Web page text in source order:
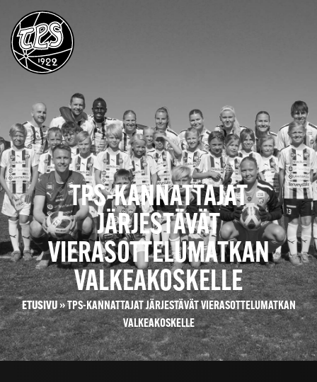
TPS-KANNATTAJAT
JÄRJESTÄVÄT
VIERASOTTELUMATKAN
VALKEAKOSKELLE
ETUSIVU»TPS-KANNATTAJAT JÄRJESTÄVÄT VIERASOTTELUMATKAN
VALKEAKOSKELLE